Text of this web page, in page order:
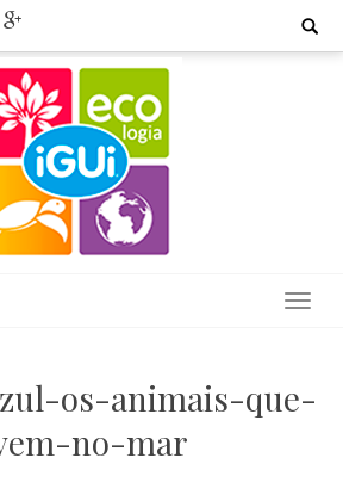
Search
os-animais-que-
no-mar